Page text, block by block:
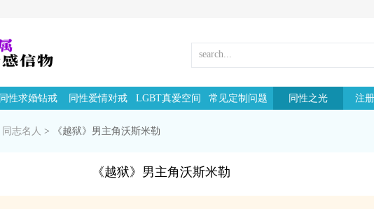
同性求婚钻戒 同性爱情对戒 LGBT真爱空间 常见定制问题 同性之光 注
同志名人 > 《越狱》男主角沃斯米勒
《越狱》男主角沃斯米勒